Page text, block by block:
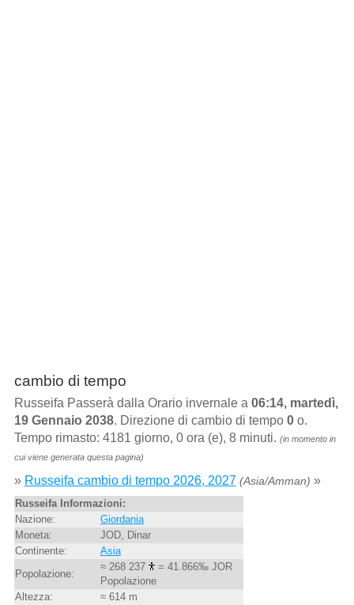
cambio di tempo
Russeifa Passerà dalla Orario invernale a 06:14, martedì,
19 Gennaio 2038. Direzione di cambio di tempo 0o.
Tempo rimasto: 4181 giorno, 0 ora (e), 8 minuti. (in momento in
cui viene generata questa pagina)
» Russeifa cambio di tempo 2026, 2027 (Asia/Amman) »
Russeifa Informazioni:
Nazione:
Giordania
Moneta:
JOD, Dinar
Continente:
Asia
Popolazione:
≈ 268 237
= 41.866‰ JOR
Popolazione
Altezza:
≈ 614 m